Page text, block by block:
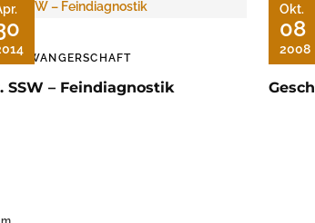
SCHWANGERSCHAFT
SSW – Feindiagnostik
Okt.
08
2008